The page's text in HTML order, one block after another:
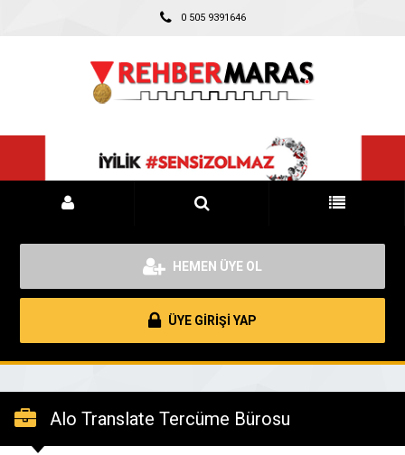
0 505 9391646
HEMEN ÜYE OL
ÜYE GİRİŞİ YAP
Alo Translate Tercüme Bürosu